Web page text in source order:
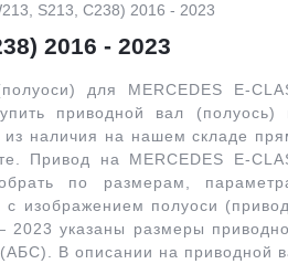
S213, C238) 2016 - 2023
2016 - 2023
для MERCEDES E-
приводной вал (полуось)
наличия на нашем складе
Привод на MERCEDES E-
по размерам,
изображением полуоси
указаны размеры
В описании на приводной